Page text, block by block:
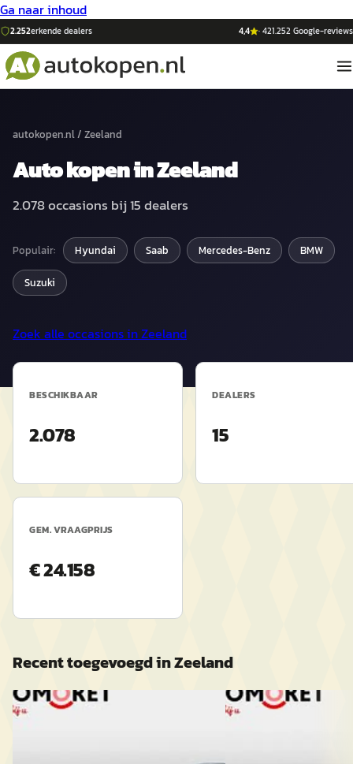
Ga naar inhoud
2.252erkende dealers 4,4 ·421.252Google-reviews
autokopen.nl/ Zeeland
Autokopen inZeeland
2.078occasions bij15dealers
Populair: Hyundai Saab Mercedes-Benz BMW
Suzuki
Zoek alle occasions inZeeland
BESCHIKBAAR
2.078
DEALERS
15
GEM. VRAAGPRIJS
€ 24.158
Recent toegevoegd inZeeland
B
Volkswagen Tiguan
D
BMW X1